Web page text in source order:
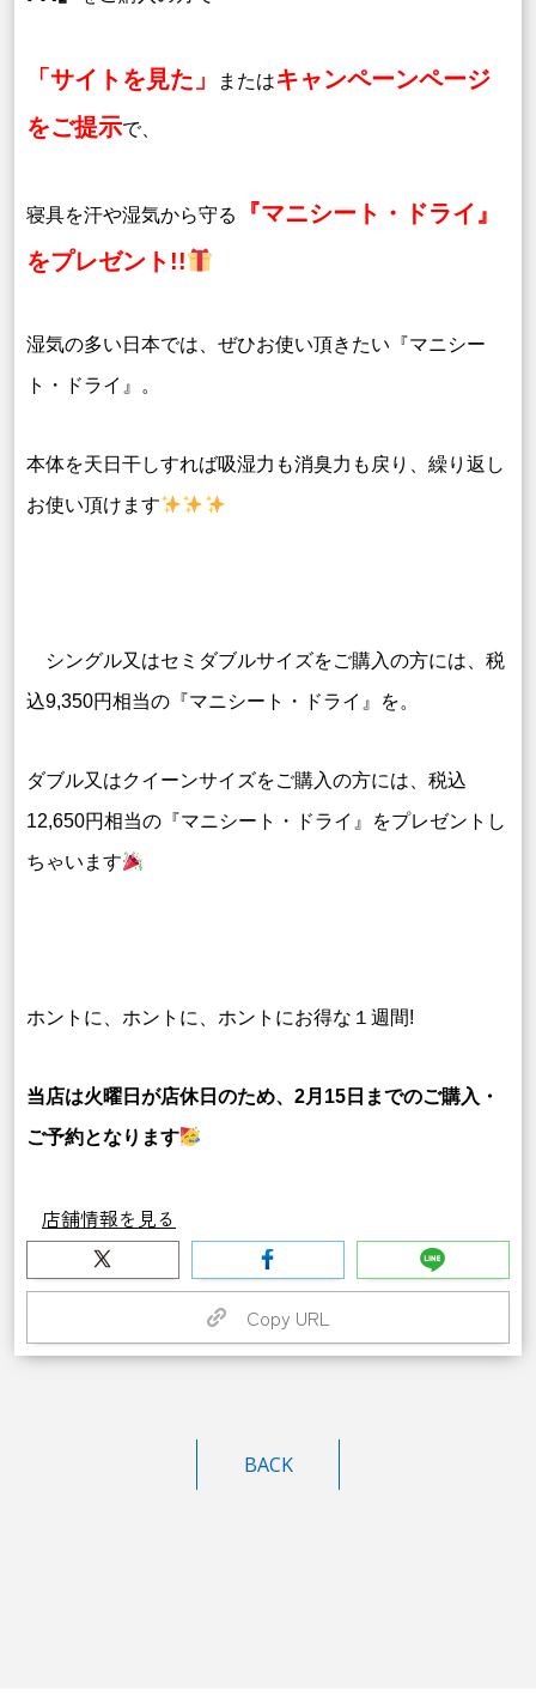
「サイトを見た」 またはキャンペーンページ
をご提示で、
寝具を汗や湿気から守る
『マニシート・ドライ』
をプレゼント!!
湿気の多い日本では、ぜひお使い頂きたい『マニシー
ト・ドライ』。
本体を天日干しすれば吸湿力も消臭力も戻り、繰り返し
お使い頂けます
シングル又はセミダブルサイズをご購入の方には、税
込9,350円相当の『マニシート・ドライ』を。
ダブル又はクイーンサイズをご購入の方には、税込
12,650円相当の『マニシート・ドライ』をプレゼントし
ちゃいます
ホントに、ホントに、ホントにお得な１週間!
当店は火曜日が店休日のため、2月15日までのご購入・
ご予約となります
店舗情報を見る
Copy URL
BACK